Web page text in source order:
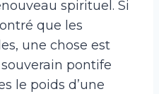
spirituel. Si
que les
une chose est
pontife
le poids d’une